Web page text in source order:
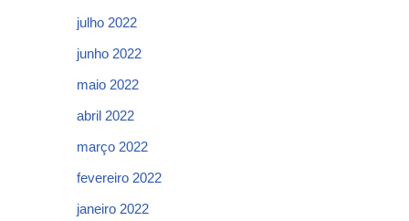
julho 2022
junho 2022
maio 2022
abril 2022
março 2022
fevereiro 2022
janeiro 2022